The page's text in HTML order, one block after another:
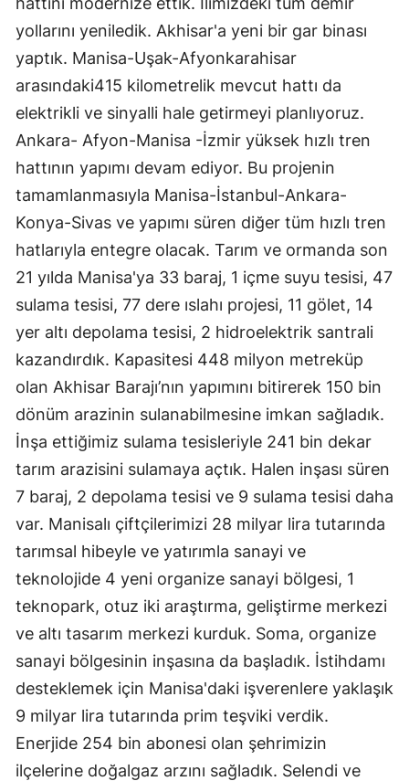
yollarını yeniledik. Akhisar'a yeni bir gar binası
yaptık. Manisa-Uşak-Afyonkarahisar
arasındaki415 kilometrelik mevcut hattı da
elektrikli ve sinyalli hale getirmeyi planlıyoruz.
Ankara- Afyon-Manisa -İzmir yüksek hızlı tren
hattının yapımı devam ediyor. Bu projenin
tamamlanmasıyla Manisa-İstanbul-Ankara-
Konya-Sivas ve yapımı süren diğer tüm hızlı tren
hatlarıyla entegre olacak. Tarım ve ormanda son
21 yılda Manisa'ya 33 baraj, 1 içme suyu tesisi, 47
sulama tesisi, 77 dere ıslahı projesi, 11 gölet, 14
yer altı depolama tesisi, 2 hidroelektrik santrali
kazandırdık. Kapasitesi 448 milyon metreküp
olan Akhisar Barajı’nın yapımını bitirerek 150 bin
dönüm arazinin sulanabilmesine imkan sağladık.
İnşa ettiğimiz sulama tesisleriyle 241 bin dekar
tarım arazisini sulamaya açtık. Halen inşası süren
7 baraj, 2 depolama tesisi ve 9 sulama tesisi daha
var. Manisalı çiftçilerimizi 28 milyar lira tutarında
tarımsal hibeyle ve yatırımla sanayi ve
teknolojide 4 yeni organize sanayi bölgesi, 1
teknopark, otuz iki araştırma, geliştirme merkezi
ve altı tasarım merkezi kurduk. Soma, organize
sanayi bölgesinin inşasına da başladık. İstihdamı
desteklemek için Manisa'daki işverenlere yaklaşık
9 milyar lira tutarında prim teşviki verdik.
Enerjide 254 bin abonesi olan şehrimizin
ilçelerine doğalgaz arzını sağladık. Selendi ve